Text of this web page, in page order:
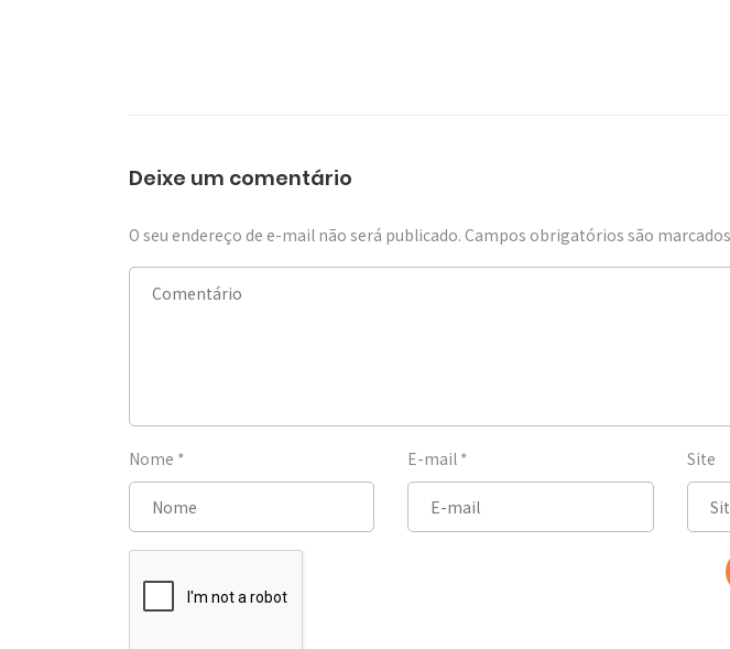
Deixe um comentário
O seu endereço de e-mail não será publicado. Campos obrigatórios são
Nome * E-mail * Site